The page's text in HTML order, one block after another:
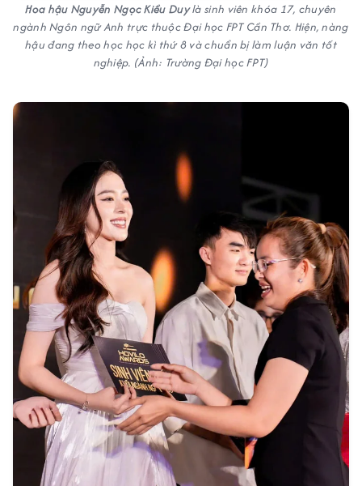
Hoa hậu Nguyễn Ngọc Kiều Duylà sinh viên khóa 17, chuyên
ngành Ngôn ngữ Anh trực thuộc Đại học FPT Cần Thơ. Hiện, nàng
hậu đang theo học học kì thứ 8 và chuẩn bị làm luận văn tốt
nghiệp. (Ảnh: Trường Đại học FPT)